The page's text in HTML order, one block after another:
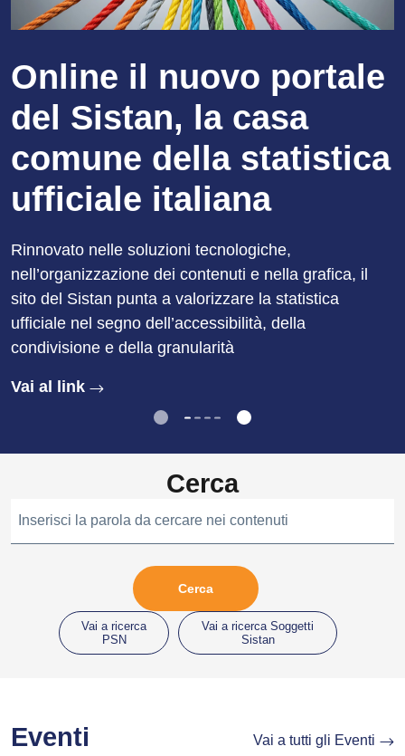
Online il nuovo portale
del Sistan, la casa
comune della statistica
ufficiale italiana
Rinnovato nelle soluzioni tecnologiche,
nell’organizzazione dei contenuti e nella grafica, il
sito del Sistan punta a valorizzare la statistica
ufficiale nel segno dell’accessibilità, della
condivisione e della granularità
Vai al link
Cerca
Inserisci la parola da cercare nei contenuti
Vai a ricerca
PSN
Vai a ricerca Soggetti
Sistan
Eventi Vai a tutti gli Eventi